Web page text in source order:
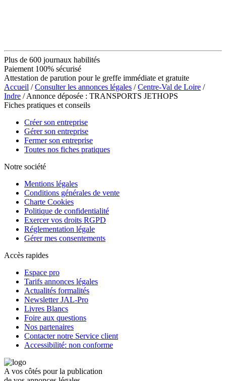
Plus de 600 journaux habilités
Paiement 100% sécurisé
Attestation de parution pour le greffe immédiate et gratuite
Accueil /Consulter les annonces légales /Centre-Val de Loire /
Indre / Annonce déposée : TRANSPORTS JETHOPS
Fiches pratiques et conseils
Créer son entreprise
Gérer son entreprise
Fermer son entreprise
Toutes nos fiches pratiques
Notre société
Mentions légales
Conditions générales de vente
Charte Cookies
Politique de confidentialité
Exercer vos droits RGPD
Réglementation légale
Gérer mes consentements
Accès rapides
Espace pro
Tarifs annonces légales
Actualités formalités
Newsletter JAL-Pro
Livres Blancs
Foire aux questions
Nos partenaires
Contacter notre Service client
Accessibilité: non conforme
A vos côtés pour la publication